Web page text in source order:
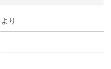
より